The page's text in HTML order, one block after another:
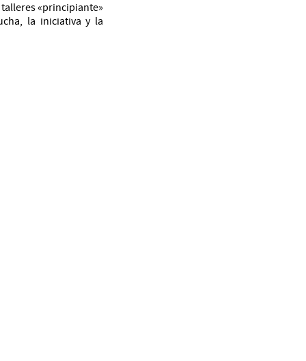
«principiante»
la iniciativa y la